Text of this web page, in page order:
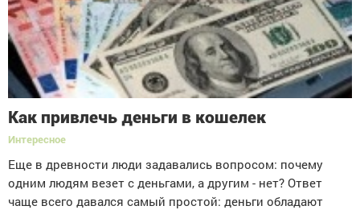
Как привлечь деньги в кошелек
Интересное
Еще в древности люди задавались вопросом: почему
одним людям везет с деньгами, а другим - нет? Ответ
чаще всего давался самый простой: деньги обладают